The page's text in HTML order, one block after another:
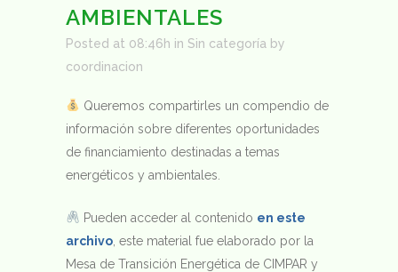
AMBIENTALES
Posted at 08:46h in Sin categoría by
coordinacion
Queremos compartirles un compendio de
información sobre diferentes oportunidades
de financiamiento destinadas a temas
energéticos y ambientales.
Pueden acceder al contenido en este
archivo , este material fue elaborado por la
Mesa de Transición Energética de CIMPAR y